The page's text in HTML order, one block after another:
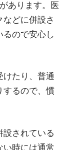
あります。医
どに併設さ
るので安心し
けたり、普通
するので、慣
設されている
い時には通常